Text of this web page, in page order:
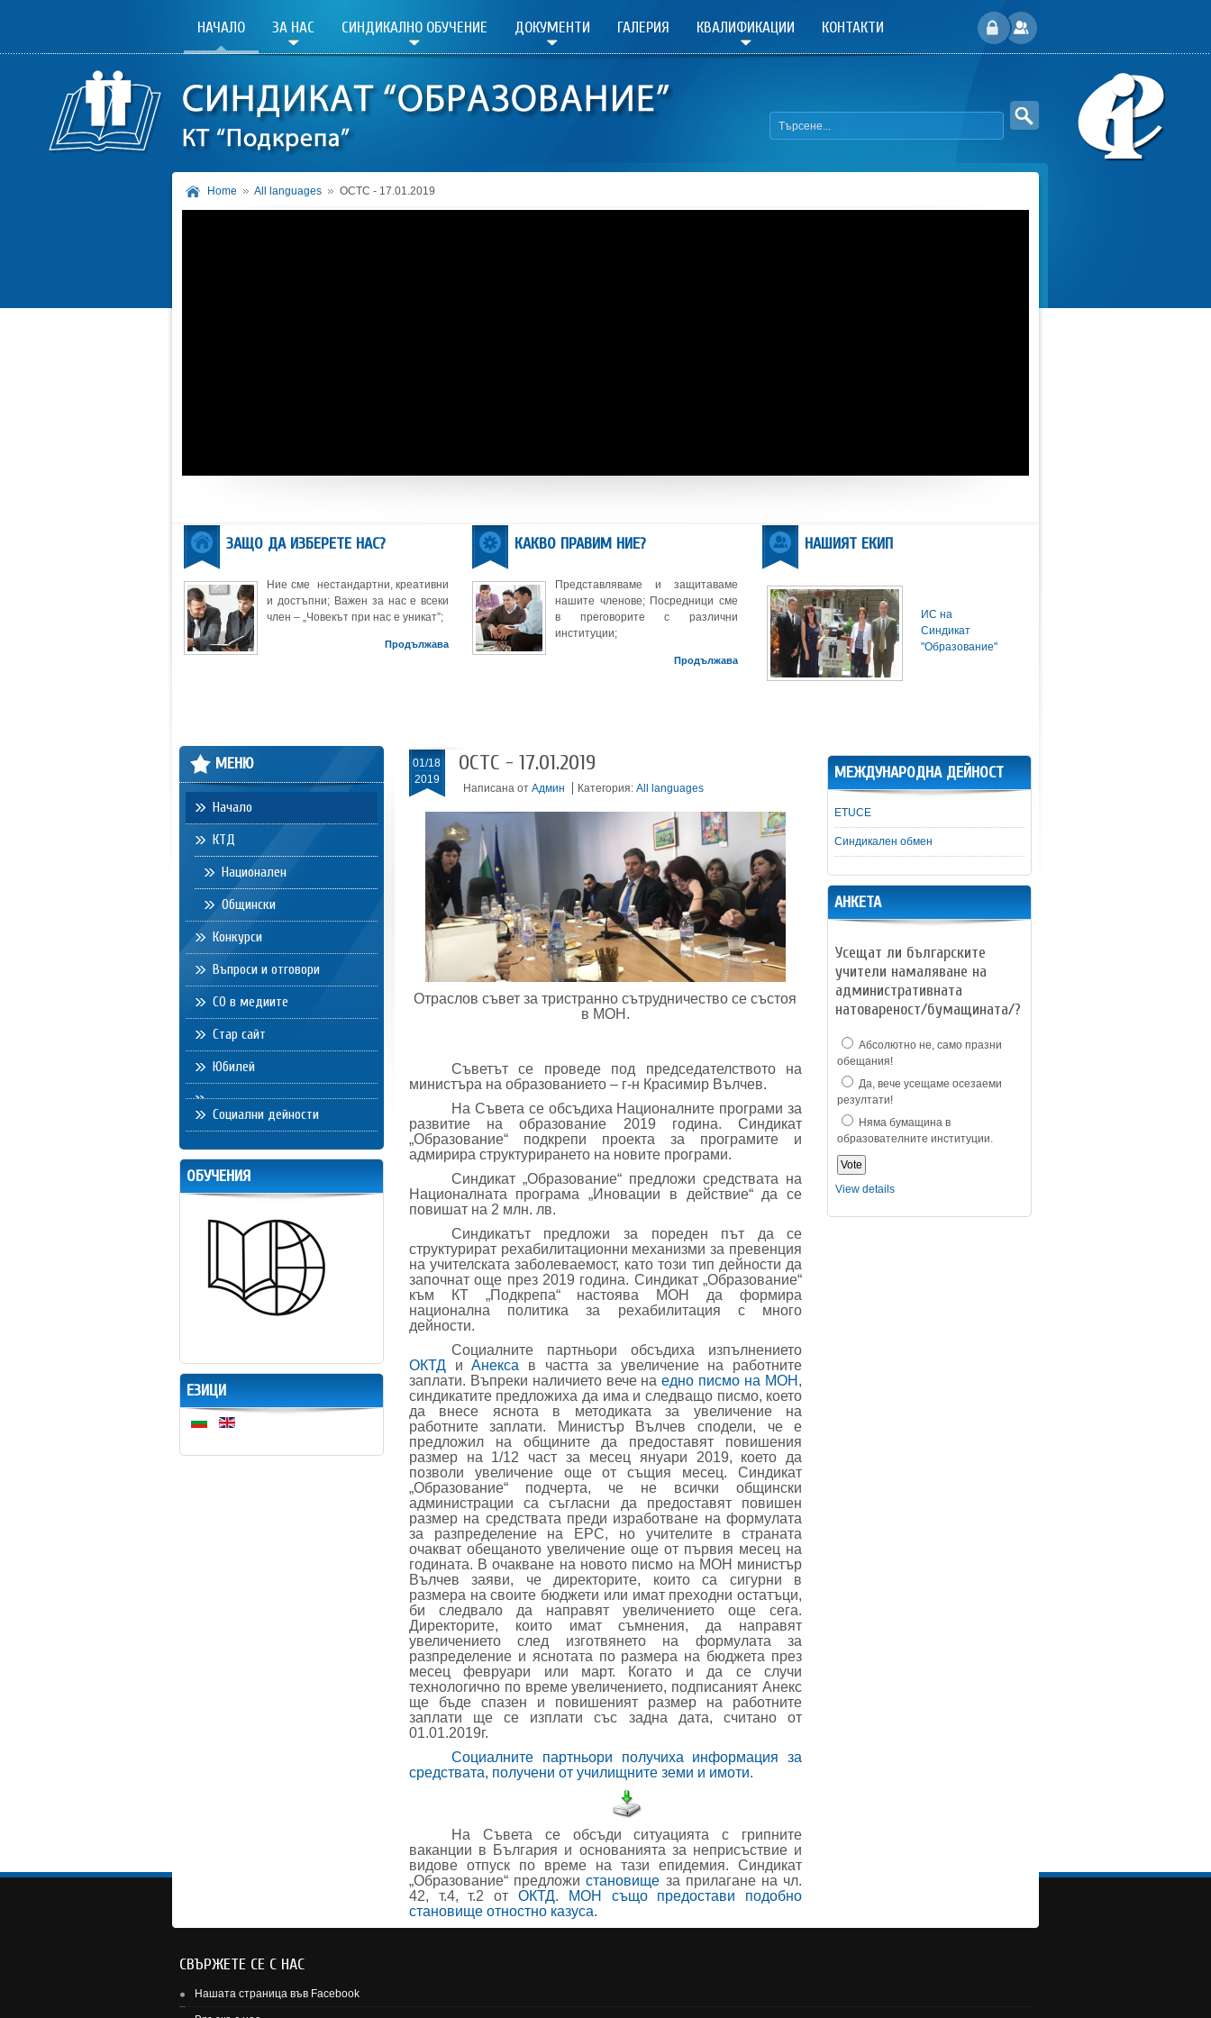
НАЧАЛО ЗА НАС СИНДИКАЛНО ОБУЧЕНИЕ ДОКУМЕНТИ ГАЛЕРИЯ КВАЛИФИКАЦИИ КОНТАКТИ
Home All languages ОСТС - 17.01.2019
ЗАЩО ДА ИЗБЕРЕТЕ НАС?
Ние сме нестандартни, креативни
и достъпни; Важен за нас е всеки
член – „Човекът при нас е уникат”;
Продължава
КАКВО ПРАВИМ НИЕ?
Представляваме и защитаваме
нашите членове; Посредници сме
в преговорите с различни
институции;
Продължава
НАШИЯТ ЕКИП
ИС на
Синдикат
"Образование"
01/18
2019
ОСТС - 17.01.2019
Написана от Админ Категория: All languages
Отраслов съвет за тристранно сътрудничество се състоя
в МОН.
Съветът се проведе под председателството на
министъра на образованието – г-н Красимир Вълчев.
На Съвета се обсъдиха Националните програми за
развитие на образование 2019 година. Синдикат
„Образование“ подкрепи проекта за програмите и
адмирира структурирането на новите програми.
Синдикат „Образование“ предложи средствата на
Националната програма „Иновации в действие“ да се
повишат на 2 млн. лв.
Синдикатът предложи за пореден път да се
структурират рехабилитационни механизми за превенция
на учителската заболеваемост, като този тип дейности да
започнат още през 2019 година. Синдикат „Образование“
към КТ „Подкрепа“ настоява МОН да формира
национална политика за рехабилитация с много
дейности.
Социалните партньори обсъдиха изпълнението
ОКТД иАнекса в частта за увеличение на работните
заплати. Въпреки наличието вече наедно писмо на МОН ,
синдикатите предложиха да има и следващо писмо, което
да внесе яснота в методиката за увеличение на
работните заплати. Министър Вълчев сподели, че е
предложил на общините да предоставят повишения
размер на 1/12 част за месец януари 2019, което да
позволи увеличение още от същия месец. Синдикат
„Образование“ подчерта, че не всички общински
администрации са съгласни да предоставят повишен
размер на средствата преди изработване на формулата
за разпределение на ЕРС, но учителите в страната
очакват обещаното увеличение още от първия месец на
годината. В очакване на новото писмо на МОН министър
Вълчев заяви, че директорите, които са сигурни в
размера на своите бюджети или имат преходни остатъци,
би следвало да направят увеличението още сега.
Директорите, които имат съмнения, да направят
увеличението след изготвянето на формулата за
разпределение и яснотата по размера на бюджета през
месец февруари или март. Когато и да се случи
технологично по време увеличението, подписаният Анекс
ще бъде спазен и повишеният размер на работните
заплати ще се изплати със задна дата, считано от
01.01.2019г.
Социалните партньори получиха информация за
средствата, получени от училищните земи и имоти.
На Съвета се обсъди ситуацията с грипните
ваканции в България и основанията за неприсъствие и
видове отпуск по време на тази епидемия. Синдикат
„Образование“ предложистановище за прилагане на чл.
42, т.4, т.2 от ОКТД.
МОН също предостави подобно
становище отностно казуса.
МЕЖДУНАРОДНА ДЕЙНОСТ
ETUCE
Синдикален обмен
АНКЕТА
Усещат ли българските
учители намаляване на
административната
натовареност/бумащината/?
Абсолютно не, само празни
обещания!
Да, вече усещаме осезаеми
резултати!
Няма бумащина в
образователните институции.
View details
МЕНЮ
Начало
КТД
Национален
Общински
Конкурси
Въпроси и отговори
СО в медиите
Стар сайт
Юбилей
Социални дейности
ОБУЧЕНИЯ
ЕЗИЦИ
СВЪРЖЕТЕ СЕ С НАС
Нашата страница във Facebook